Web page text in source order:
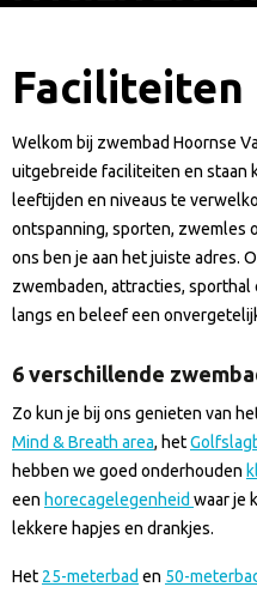
Faciliteiten
Welkom bij zwembad Hoornse
uitgebreide faciliteiten en staan
leeftijden en niveaus te
ontspanning, sporten, zwemles
ons ben je aan het juiste adres.
zwembaden, attracties, sporthal
langs en beleef een
6 verschillende
Zo kun je bij ons genieten van
Mind & Breath area, het
hebben we goed onderhouden
een horecagelegenheid waar je
lekkere hapjes en drankjes.
Het 25-meterbad en 50-